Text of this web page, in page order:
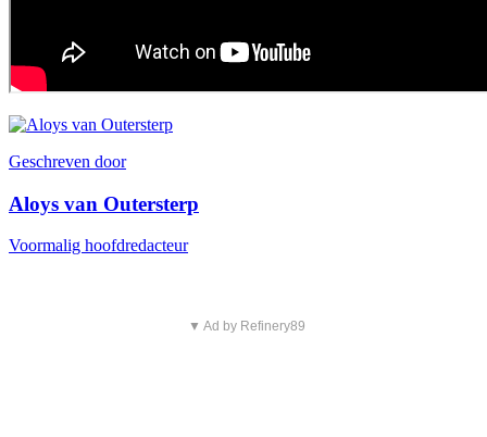
Geschreven door
Aloys van Outersterp
Voormalig hoofdredacteur
▼ Ad by Refinery89